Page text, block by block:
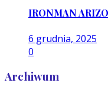
IRONMAN
6 grudnia, 2025
0
Archiwum